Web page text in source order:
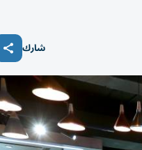
شارك